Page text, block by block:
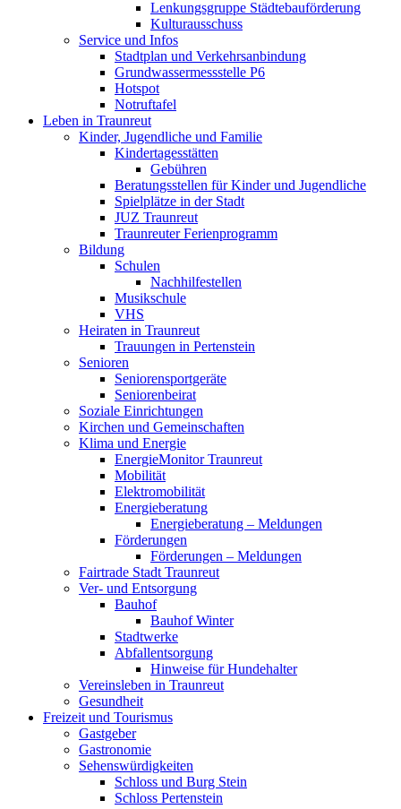
Lenkungsgruppe Städtebauförderung
Kulturausschuss
Service und Infos
Stadtplan und Verkehrsanbindung
Grundwassermessstelle P6
Hotspot
Notruftafel
Leben in Traunreut
Kinder, Jugendliche und Familie
Kindertagesstätten
Gebühren
Beratungsstellen für Kinder und Jugendliche
Spielplätze in der Stadt
JUZ Traunreut
Traunreuter Ferienprogramm
Bildung
Schulen
Nachhilfestellen
Musikschule
VHS
Heiraten in Traunreut
Trauungen in Pertenstein
Senioren
Seniorensportgeräte
Seniorenbeirat
Soziale Einrichtungen
Kirchen und Gemeinschaften
Klima und Energie
EnergieMonitor Traunreut
Mobilität
Elektromobilität
Energieberatung
Energieberatung – Meldungen
Förderungen
Förderungen – Meldungen
Fairtrade Stadt Traunreut
Ver- und Entsorgung
Bauhof
Bauhof Winter
Stadtwerke
Abfallentsorgung
Hinweise für Hundehalter
Vereinsleben in Traunreut
Gesundheit
Freizeit und Tourismus
Gastgeber
Gastronomie
Sehenswürdigkeiten
Schloss und Burg Stein
Schloss Pertenstein